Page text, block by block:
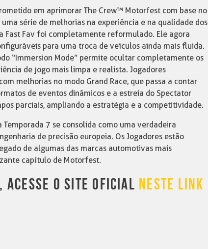
em aprimorar The Crew™ Motorfest com base no
série de melhorias na experiência e na qualidade dos
Fast Fav foi completamente reformulado. Ele agora
para uma troca de veículos ainda mais fluida.
“Immersion Mode” permite ocultar completamente os
de jogo mais limpa e realista. Jogadores
melhorias no modo Grand Race, que passa a contar
de eventos dinâmicos e a estreia do Spectator
parciais, ampliando a estratégia e a competitividade.
7 se consolida como uma verdadeira
de precisão europeia. Os Jogadores estão
de algumas das marcas automotivas mais
capítulo de Motorfest.
O SITE OFICIAL NESTE LINK